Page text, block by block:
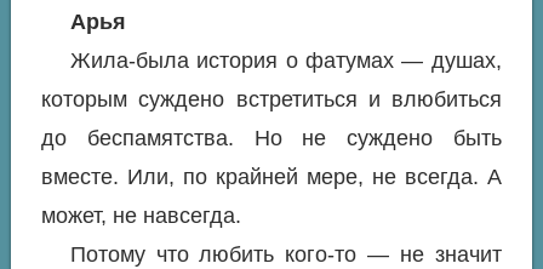
Арья
Жила-была история о фатумах — душах,
которым суждено встретиться и влюбиться
до беспамятства. Но не суждено быть
вместе. Или, по крайней мере, не всегда. А
может, не навсегда.
Потому что любить кого-то — не значит